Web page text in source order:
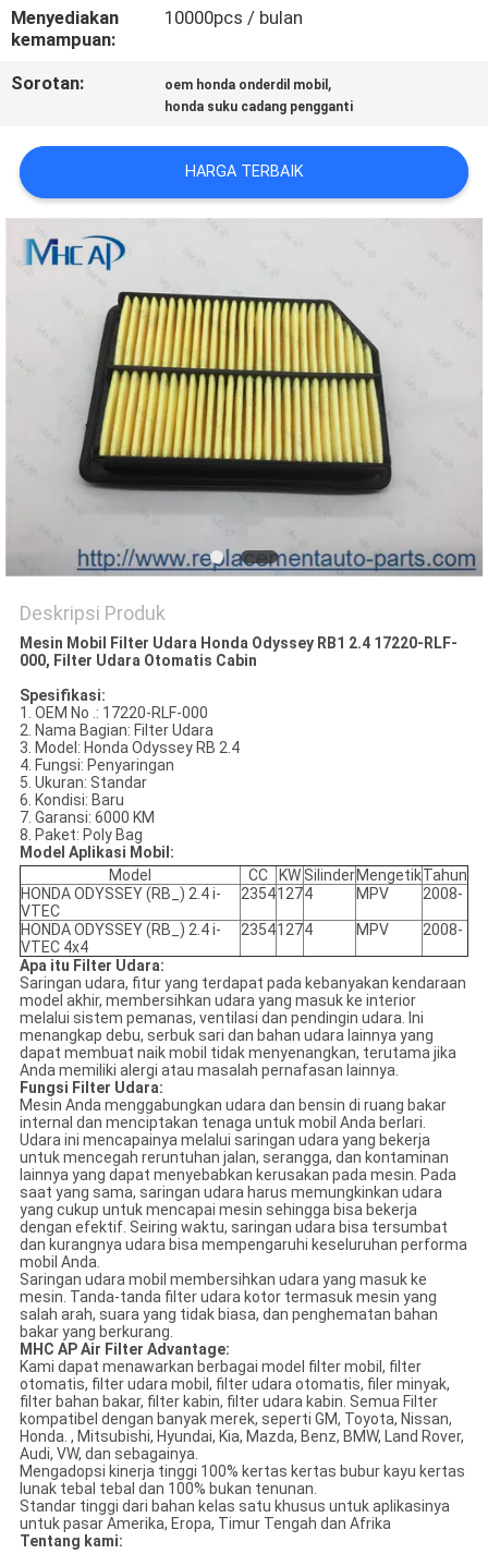
SITEMAP
POLICY
Menyediakan
kemampuan:
10000pcs / bulan
Sorotan: oem honda onderdil mobil ,
honda suku cadang pengganti
HARGA TERBAIK
Deskripsi Produk
Mesin Mobil Filter Udara Honda Odyssey RB1 2.4 17220-RLF-
000, Filter Udara Otomatis Cabin
Spesifikasi:
1. OEM No .: 17220-RLF-000
2. Nama Bagian: Filter Udara
3. Model: Honda Odyssey RB 2.4
4. Fungsi: Penyaringan
5. Ukuran: Standar
6. Kondisi: Baru
7. Garansi: 6000 KM
8. Paket: Poly Bag
Model Aplikasi Mobil:
Model
CC KW SilinderMengetikTahun
HONDA ODYSSEY (RB_) 2.4 i-
VTEC
23541274 MPV 2008-
HONDA ODYSSEY (RB_) 2.4 i-
VTEC 4x4
23541274 MPV 2008-
Apa itu Filter Udara:
Saringan udara, fitur yang terdapat pada kebanyakan kendaraan
model akhir, membersihkan udara yang masuk ke interior
melalui sistem pemanas, ventilasi dan pendingin udara. Ini
menangkap debu, serbuk sari dan bahan udara lainnya yang
dapat membuat naik mobil tidak menyenangkan, terutama jika
Anda memiliki alergi atau masalah pernafasan lainnya.
Fungsi Filter Udara:
Mesin Anda menggabungkan udara dan bensin di ruang bakar
internal dan menciptakan tenaga untuk mobil Anda berlari.
Udara ini mencapainya melalui saringan udara yang bekerja
untuk mencegah reruntuhan jalan, serangga, dan kontaminan
lainnya yang dapat menyebabkan kerusakan pada mesin. Pada
saat yang sama, saringan udara harus memungkinkan udara
yang cukup untuk mencapai mesin sehingga bisa bekerja
dengan efektif. Seiring waktu, saringan udara bisa tersumbat
dan kurangnya udara bisa mempengaruhi keseluruhan performa
mobil Anda.
Saringan udara mobil membersihkan udara yang masuk ke
mesin. Tanda-tanda filter udara kotor termasuk mesin yang
salah arah, suara yang tidak biasa, dan penghematan bahan
bakar yang berkurang.
MHC AP Air Filter Advantage:
Kami dapat menawarkan berbagai model filter mobil, filter
otomatis, filter udara mobil, filter udara otomatis, filer minyak,
filter bahan bakar, filter kabin, filter udara kabin. Semua Filter
kompatibel dengan banyak merek, seperti GM, Toyota, Nissan,
Honda. , Mitsubishi, Hyundai, Kia, Mazda, Benz, BMW, Land Rover,
Audi, VW, dan sebagainya.
Mengadopsi kinerja tinggi 100% kertas kertas bubur kayu kertas
lunak tebal tebal dan 100% bukan tenunan.
Standar tinggi dari bahan kelas satu khusus untuk aplikasinya
untuk pasar Amerika, Eropa, Timur Tengah dan Afrika
Tentang kami: